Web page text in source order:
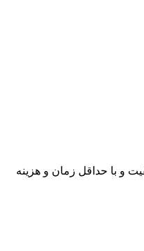
و با حداقل زمان و هزینه